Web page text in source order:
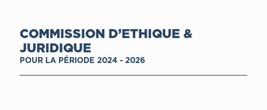
COMMISSION D’ETHIQUE &
JURIDIQUE
POUR LA PÉRIODE 2024 - 2026